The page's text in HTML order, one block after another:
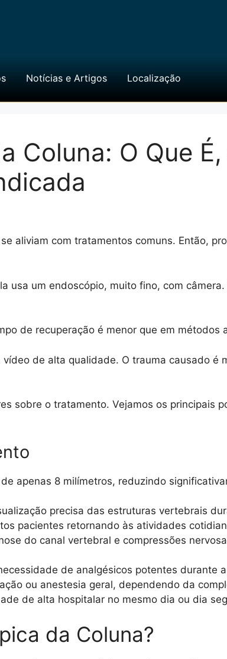
Notícias e Artigos Localização
Coluna: O Que
aliviam com tratamentos comuns. Então,
usa um endoscópio, muito fino, com
de recuperação é menor que em métodos
de alta qualidade. O trauma causado é
sobre o tratamento. Vejamos os principais
apenas 8 milímetros, reduzindo
precisa das estruturas vertebrais
pacientes retornando às atividades
do canal vertebral e compressões
de analgésicos potentes durante
ou anestesia geral, dependendo da
de alta hospitalar no mesmo dia ou dia
da Coluna?